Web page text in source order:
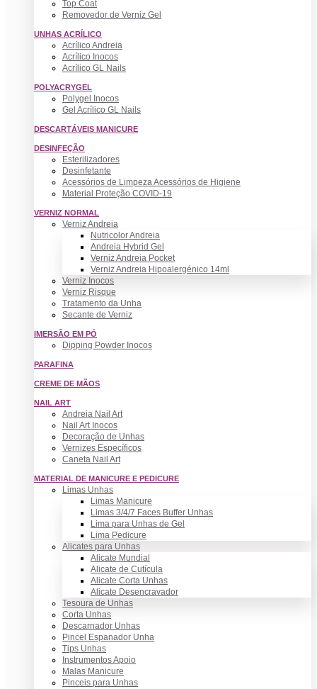
Top Coat
Removedor de Verniz Gel
UNHAS ACRÍLICO
Acrílico Andreia
Acrílico Inocos
Acrílico GL Nails
POLYACRYGEL
Polygel Inocos
Gel Acrílico GL Nails
DESCARTÁVEIS MANICURE
DESINFEÇÃO
Esterilizadores
Desinfetante
Acessórios de Limpeza Acessórios de Higiene
Material Proteção COVID-19
VERNIZ NORMAL
Verniz Andreia
Nutricolor Andreia
Andreia Hybrid Gel
Verniz Andreia Pocket
Verniz Andreia Hipoalergénico 14ml
Verniz Inocos
Verniz Risque
Tratamento da Unha
Secante de Verniz
IMERSÃO EM PÓ
Dipping Powder Inocos
PARAFINA
CREME DE MÃOS
NAIL ART
Andreia Nail Art
Nail Art Inocos
Decoração de Unhas
Vernizes Específicos
Caneta Nail Art
MATERIAL DE MANICURE E PEDICURE
Limas Unhas
Limas Manicure
Limas 3/4/7 Faces Buffer Unhas
Lima para Unhas de Gel
Lima Pedicure
Alicates para Unhas
Alicate Mundial
Alicate de Cutícula
Alicate Corta Unhas
Alicate Desencravador
Tesoura de Unhas
Corta Unhas
Descarnador Unhas
Pincel Espanador Unha
Tips Unhas
Instrumentos Apoio
Malas Manicure
Pinceis para Unhas